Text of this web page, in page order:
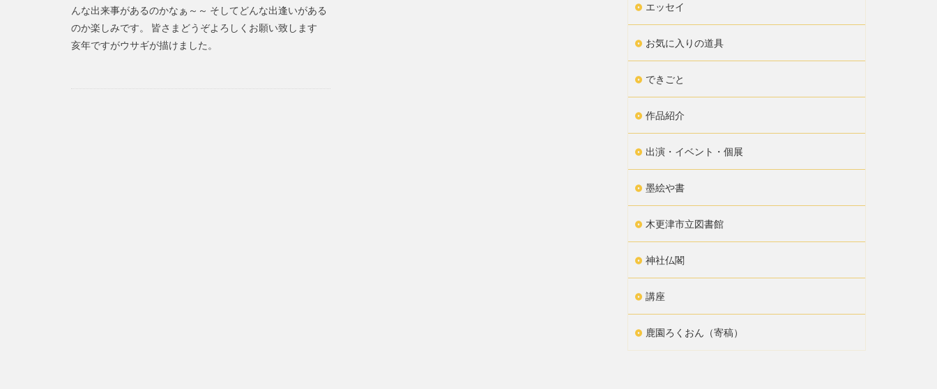
んな出来事があるのかなぁ～～ そしてどんな出逢いがある
のか楽しみです。 皆さまどうぞよろしくお願い致します
亥年ですがウサギが描けました。
エッセイ
お気に入りの道具
できごと
作品紹介
出演・イベント・個展
墨絵や書
木更津市立図書館
神社仏閣
講座
鹿園ろくおん（寄稿）